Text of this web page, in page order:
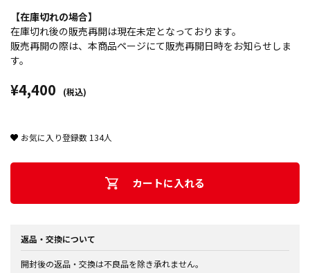
【在庫切れの場合】
在庫切れ後の販売再開は現在未定となっております。
販売再開の際は、本商品ページにて販売再開日時をお知らせしま
す。
¥4,400 (税込)
お気に入り登録数 134人
カートに入れる
返品・交換について
開封後の返品・交換は不良品を除き承れません。